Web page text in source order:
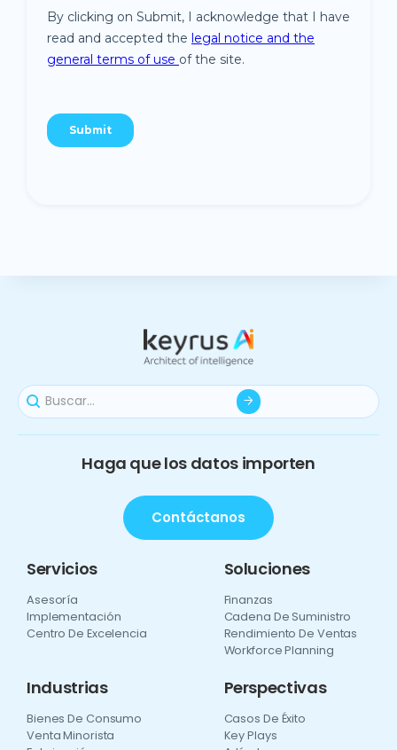
Haga que los datos importen
Contáctanos
Servicios
Asesoría
Implementación
Centro De Excelencia
Soluciones
Finanzas
Cadena De Suministro
Rendimiento De Ventas
Workforce Planning
Industrias
Bienes De Consumo
Venta Minorista
Perspectivas
Casos De Éxito
Key Plays